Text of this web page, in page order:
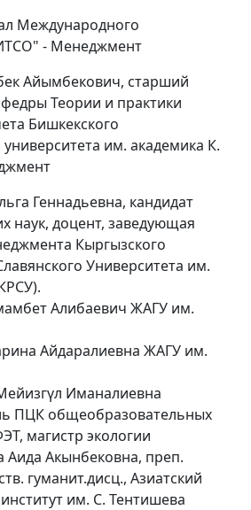
Международного
- Менеджмент
Айымбекович, старший
Теории и практики
Бишкекского
университета им. академика К.
Геннадьевна, кандидат
наук, доцент, заведующая
Кыргызского
Университета им.
Алибаевич ЖАГУ им.
Айдаралиевна ЖАГУ им.
Иманалиевна
ПЦК общеобразовательных
магистр экологии
Аида Акынбековна, преп.
гуманит.дисц., Азиатский
им. С. Тентишева